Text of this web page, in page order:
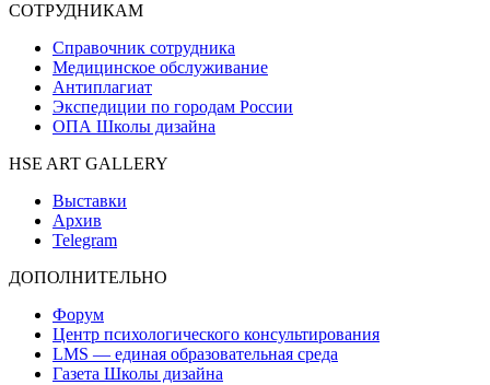
СОТРУДНИКАМ
Справочник сотрудника
Медицинское обслуживание
Антиплагиат
Экспедиции по городам России
ОПА Школы дизайна
HSE ART GALLERY
Выставки
Архив
Telegram
ДОПОЛНИТЕЛЬНО
Форум
Центр психологического консультирования
LMS — единая образовательная среда
Газета Школы дизайна